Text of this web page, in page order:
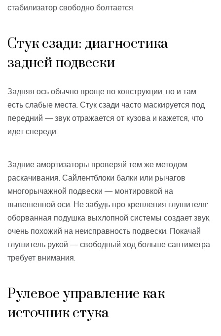
стабилизатор свободно болтается.
Стук сзади: диагностика
задней подвески
Задняя ось обычно проще по конструкции, но и там
есть слабые места. Стук сзади часто маскируется под
передний — звук отражается от кузова и кажется, что
идет спереди.
Задние амортизаторы проверяй тем же методом
раскачивания. Сайлентблоки балки или рычагов
многорычажной подвески — монтировкой на
вывешенной оси. Не забудь про крепления глушителя:
оборванная подушка выхлопной системы создает звук,
очень похожий на неисправность подвески. Покачай
глушитель рукой — свободный ход больше сантиметра
требует внимания.
Рулевое управление как
источник стука